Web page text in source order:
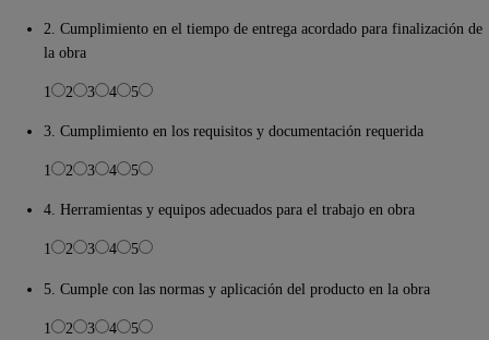
2. Cumplimiento en el tiempo de entrega acordado para finalización de
la obra
1 2 3 4 5
3. Cumplimiento en los requisitos y documentación requerida
1 2 3 4 5
4. Herramientas y equipos adecuados para el trabajo en obra
1 2 3 4 5
5. Cumple con las normas y aplicación del producto en la obra
1 2 3 4 5